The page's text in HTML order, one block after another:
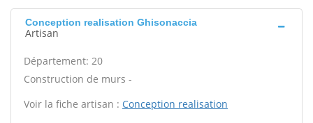
Conception realisation Ghisonaccia
Artisan
Département: 20
Construction de murs -
Voir la fiche artisan : Conception realisation